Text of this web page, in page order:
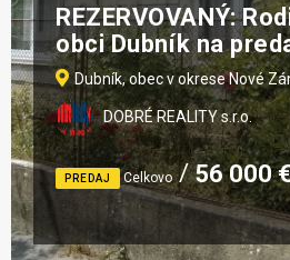
REZERVOVANÝ:
obci Dubník na
Dubník, obec v okrese Nové
DOBRÉ REALITY s.r.o.
PREDAJ Celkovo 56 000